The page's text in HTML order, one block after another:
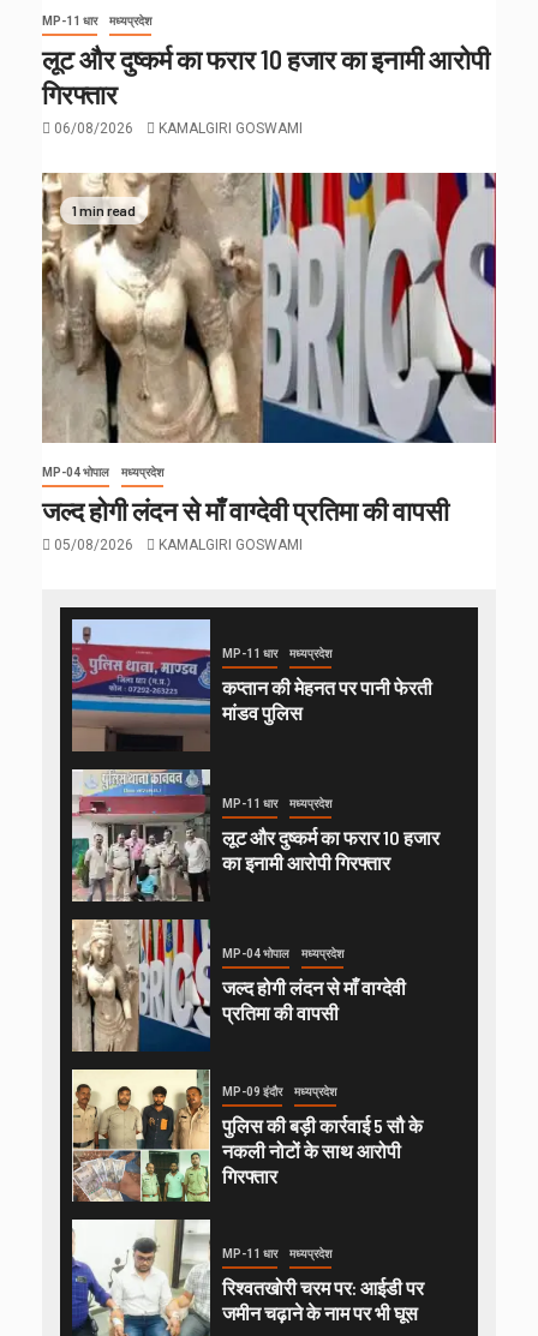
MP-11 धार मध्यप्रदेश
लूट और दुष्कर्म का फरार 10 हजार का इनामी आरोपी
गिरफ्तार
06/08/2026 KAMALGIRI GOSWAMI
1 min read
MP-04 भोपाल मध्यप्रदेश
जल्द होगी लंदन से माँ वाग्देवी प्रतिमा की वापसी
05/08/2026 KAMALGIRI GOSWAMI
MP-11 धार मध्यप्रदेश
कप्तान की मेहनत पर पानी फेरती
मांडव पुलिस
MP-11 धार मध्यप्रदेश
लूट और दुष्कर्म का फरार 10 हजार
का इनामी आरोपी गिरफ्तार
MP-04 भोपाल मध्यप्रदेश
जल्द होगी लंदन से माँ वाग्देवी
प्रतिमा की वापसी
MP-09 इंदौर मध्यप्रदेश
पुलिस की बड़ी कार्रवाई 5 सौ के
नकली नोटों के साथ आरोपी
गिरफ्तार
MP-11 धार मध्यप्रदेश
रिश्वतखोरी चरम पर: आईडी पर
जमीन चढ़ाने के नाम पर भी घूस